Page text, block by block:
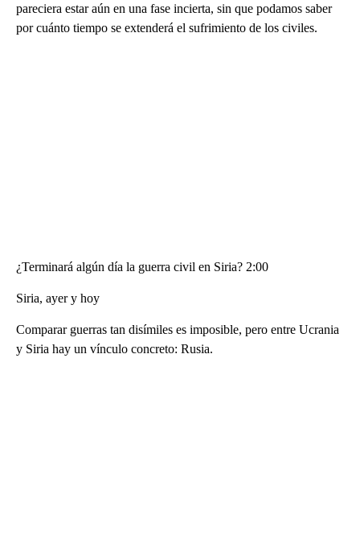
pareciera estar aún en una fase incierta, sin que podamos saber
por cuánto tiempo se extenderá el sufrimiento de los civiles.
¿Terminará algún día la guerra civil en Siria? 2:00
Siria, ayer y hoy
Comparar guerras tan disímiles es imposible, pero entre Ucrania
y Siria hay un vínculo concreto: Rusia.